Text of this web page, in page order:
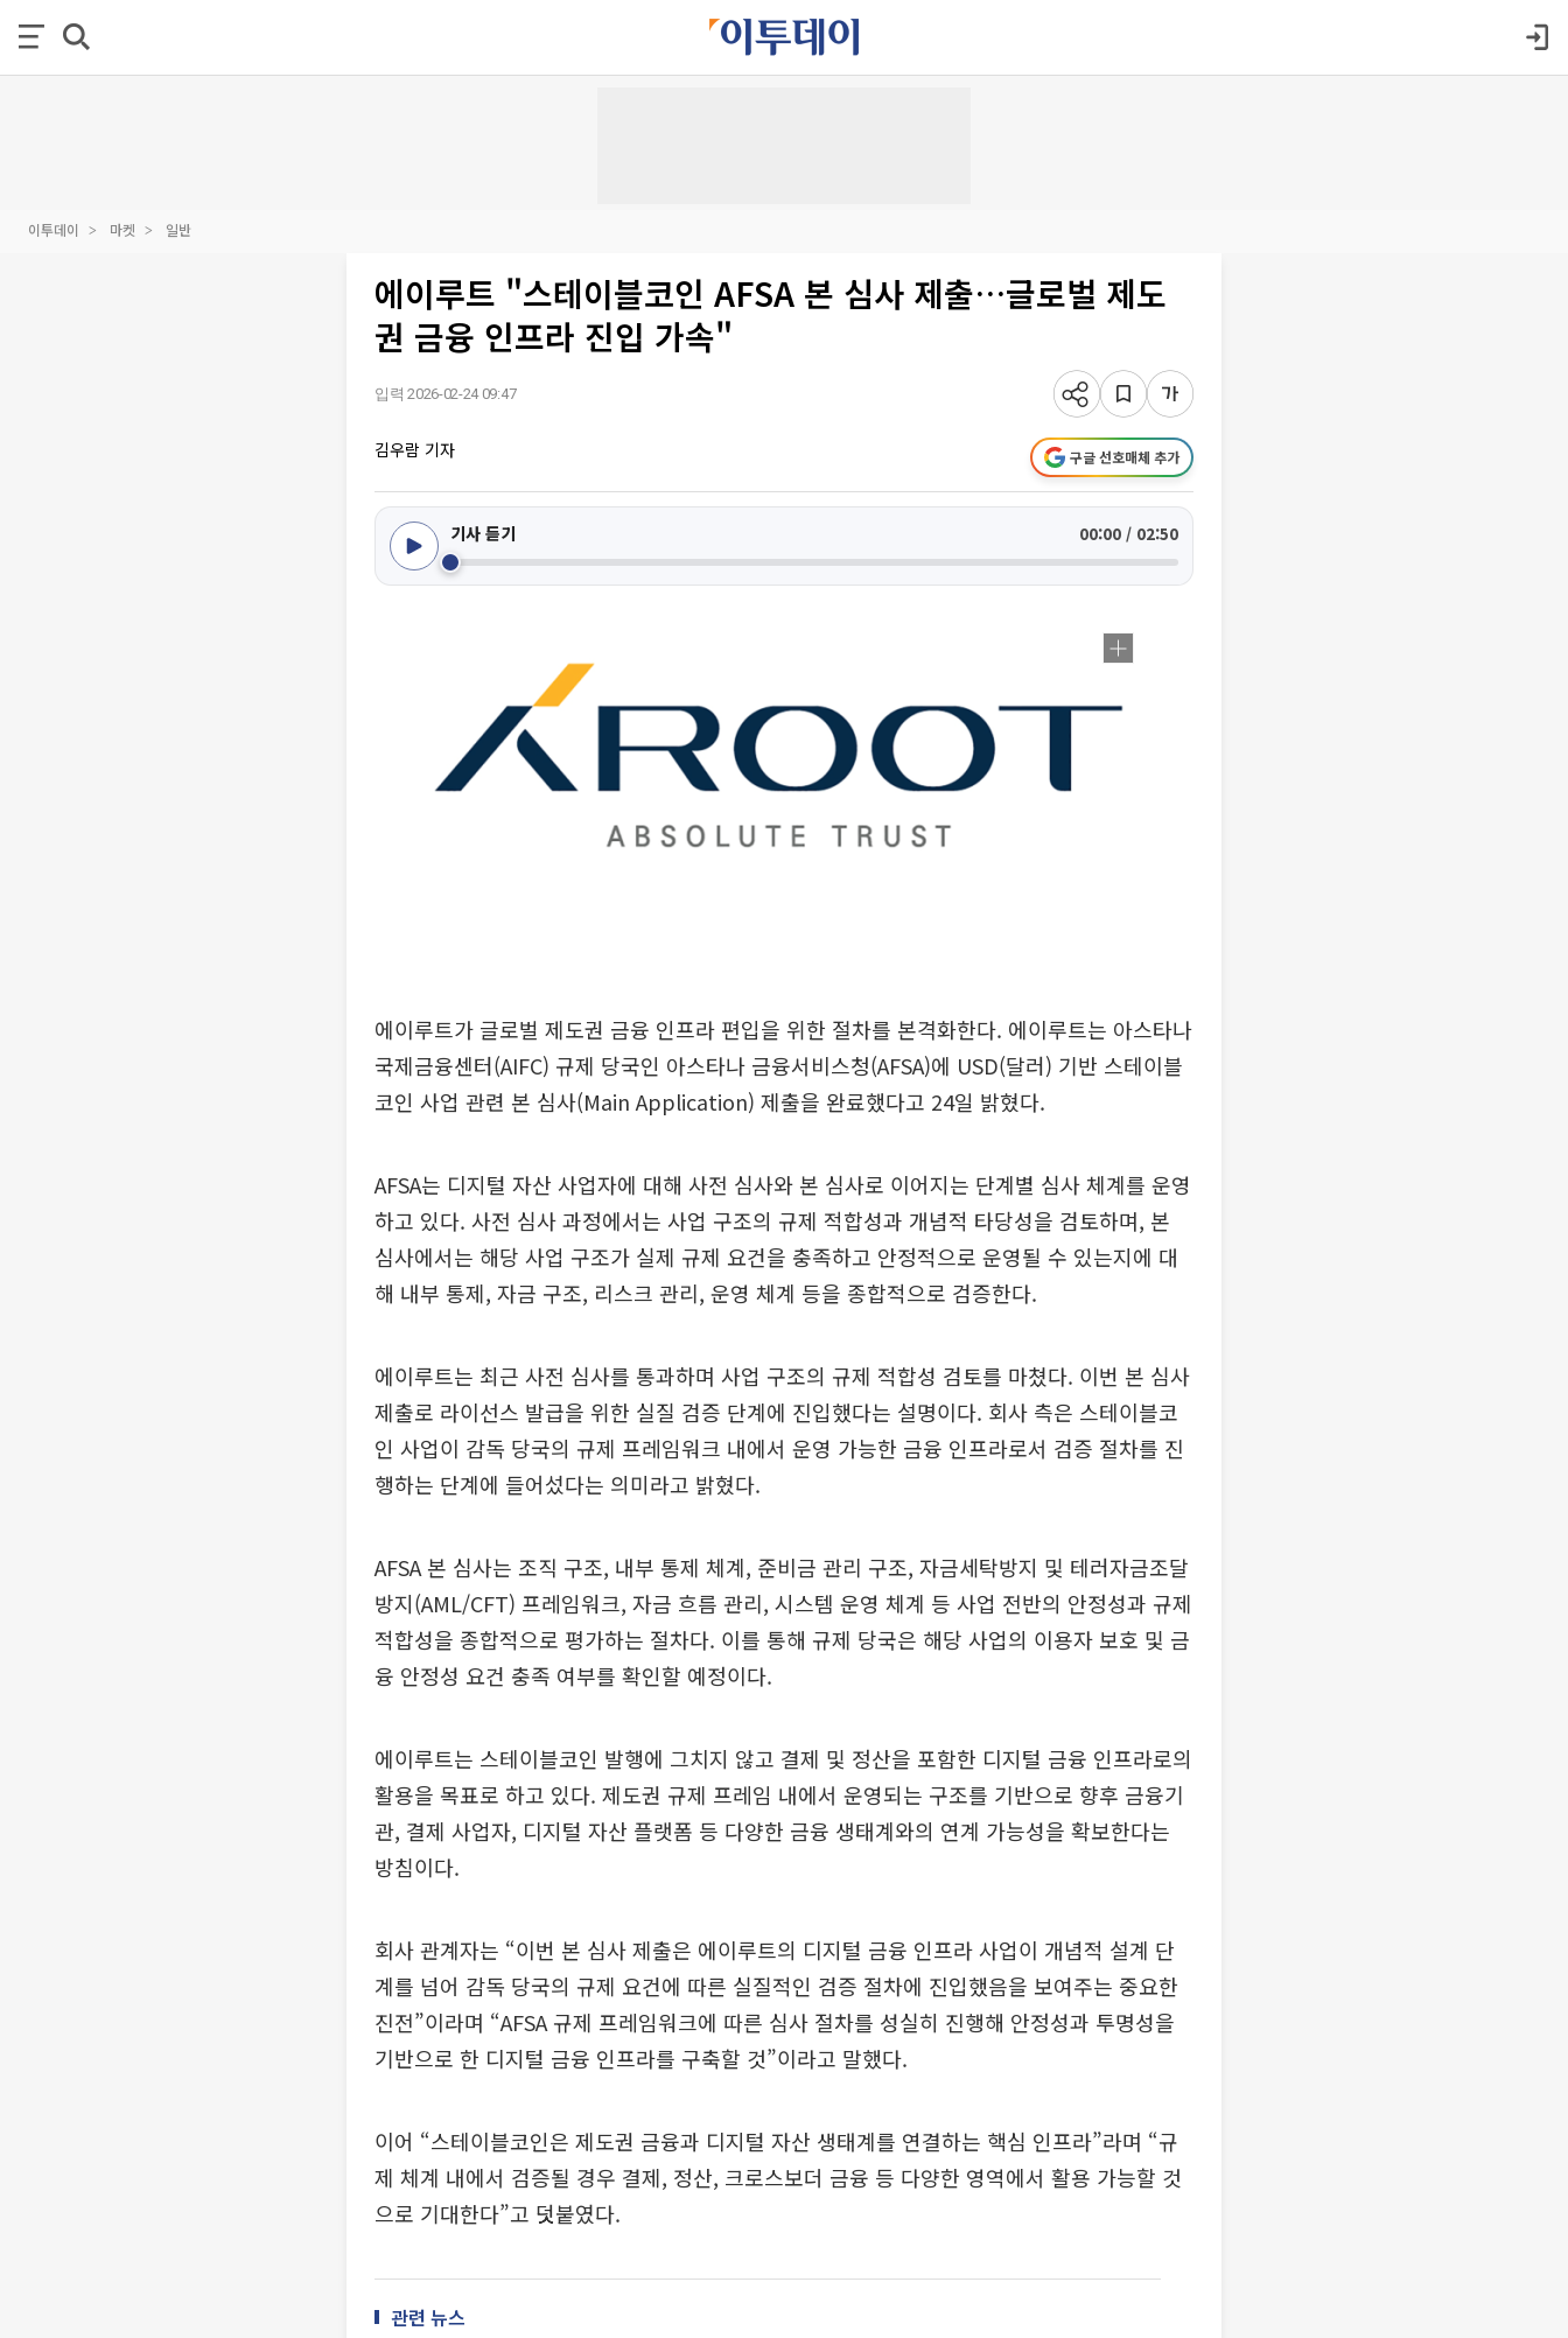
이투데이 마켓 일반
에이루트 "스테이블코인 AFSA 본 심사 제출…글로벌 제도
권 금융 인프라 진입 가속"
입력 2026-02-24 09:47
김우람 기자 구글 선호매체 추가
기사 듣기 00:00 / 02:50
에이루트가 글로벌 제도권 금융 인프라 편입을 위한 절차를 본격화한다. 에이루트는 아스타나
국제금융센터(AIFC) 규제 당국인 아스타나 금융서비스청(AFSA)에 USD(달러) 기반 스테이블
코인 사업 관련 본 심사(Main Application) 제출을 완료했다고 24일 밝혔다.
AFSA는 디지털 자산 사업자에 대해 사전 심사와 본 심사로 이어지는 단계별 심사 체계를 운영
하고 있다. 사전 심사 과정에서는 사업 구조의 규제 적합성과 개념적 타당성을 검토하며, 본
심사에서는 해당 사업 구조가 실제 규제 요건을 충족하고 안정적으로 운영될 수 있는지에 대
해 내부 통제, 자금 구조, 리스크 관리, 운영 체계 등을 종합적으로 검증한다.
에이루트는 최근 사전 심사를 통과하며 사업 구조의 규제 적합성 검토를 마쳤다. 이번 본 심사
제출로 라이선스 발급을 위한 실질 검증 단계에 진입했다는 설명이다. 회사 측은 스테이블코
인 사업이 감독 당국의 규제 프레임워크 내에서 운영 가능한 금융 인프라로서 검증 절차를 진
행하는 단계에 들어섰다는 의미라고 밝혔다.
AFSA 본 심사는 조직 구조, 내부 통제 체계, 준비금 관리 구조, 자금세탁방지 및 테러자금조달
방지(AML/CFT) 프레임워크, 자금 흐름 관리, 시스템 운영 체계 등 사업 전반의 안정성과 규제
적합성을 종합적으로 평가하는 절차다. 이를 통해 규제 당국은 해당 사업의 이용자 보호 및 금
융 안정성 요건 충족 여부를 확인할 예정이다.
에이루트는 스테이블코인 발행에 그치지 않고 결제 및 정산을 포함한 디지털 금융 인프라로의
활용을 목표로 하고 있다. 제도권 규제 프레임 내에서 운영되는 구조를 기반으로 향후 금융기
관, 결제 사업자, 디지털 자산 플랫폼 등 다양한 금융 생태계와의 연계 가능성을 확보한다는
방침이다.
회사 관계자는 “이번 본 심사 제출은 에이루트의 디지털 금융 인프라 사업이 개념적 설계 단
계를 넘어 감독 당국의 규제 요건에 따른 실질적인 검증 절차에 진입했음을 보여주는 중요한
진전”이라며 “AFSA 규제 프레임워크에 따른 심사 절차를 성실히 진행해 안정성과 투명성을
기반으로 한 디지털 금융 인프라를 구축할 것”이라고 말했다.
이어 “스테이블코인은 제도권 금융과 디지털 자산 생태계를 연결하는 핵심 인프라”라며 “규
제 체계 내에서 검증될 경우 결제, 정산, 크로스보더 금융 등 다양한 영역에서 활용 가능할 것
으로 기대한다”고 덧붙였다.
관련 뉴스